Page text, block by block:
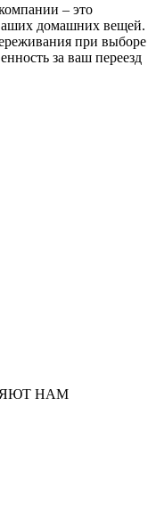
– это
домашних вещей.
при выборе
за ваш переезд
НАМ